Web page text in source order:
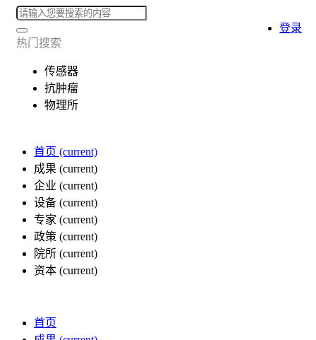
热门搜索
传感器
抗肿瘤
物理所
首页 (current)
成果 (current)
企业 (current)
设备 (current)
专家 (current)
政策 (current)
院所 (current)
资本 (current)
登录
首页